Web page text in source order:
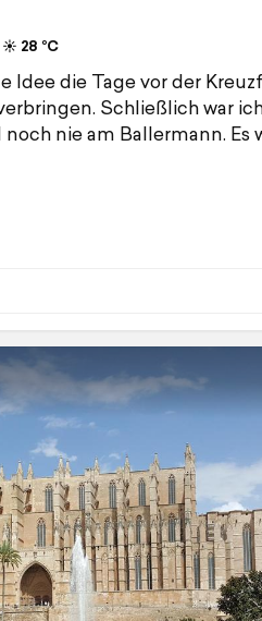
☀️ 28 °C
Idee die Tage vor der
Schließlich war
nie am Ballermann. Es